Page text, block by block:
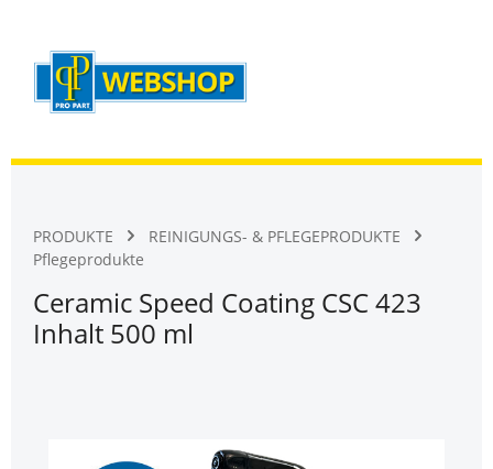
PRODUKTE
REINIGUNGS- & PFLEGEPRODUKTE
Pflegeprodukte
Ceramic Speed Coating CSC 423
Inhalt 500 ml
Bildergalerie überspringen